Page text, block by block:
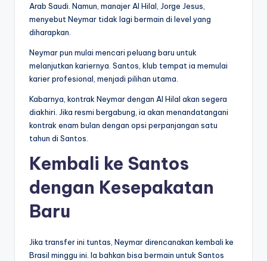
Arab Saudi. Namun, manajer Al Hilal, Jorge Jesus,
menyebut Neymar tidak lagi bermain di level yang
diharapkan.
Neymar pun mulai mencari peluang baru untuk
melanjutkan kariernya. Santos, klub tempat ia memulai
karier profesional, menjadi pilihan utama.
Kabarnya, kontrak Neymar dengan Al Hilal akan segera
diakhiri. Jika resmi bergabung, ia akan menandatangani
kontrak enam bulan dengan opsi perpanjangan satu
tahun di Santos.
Kembali ke Santos
dengan Kesepakatan
Baru
Jika transfer ini tuntas, Neymar direncanakan kembali ke
Brasil minggu ini. Ia bahkan bisa bermain untuk Santos